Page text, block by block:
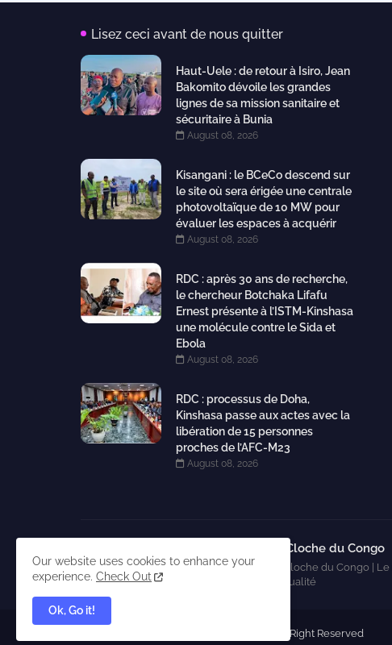
Lisez ceci avant de nous quitter
Haut-Uele : de retour à Isiro, Jean
Bakomito dévoile les grandes
lignes de sa mission sanitaire et
sécuritaire à Bunia
August 08, 2026
Kisangani : le BCeCo descend sur
le site où sera érigée une centrale
photovoltaïque de 10 MW pour
évaluer les espaces à acquérir
August 08, 2026
RDC : après 30 ans de recherche,
le chercheur Botchaka Lifafu
Ernest présente à l’ISTM-Kinshasa
une molécule contre le Sida et
Ebola
August 08, 2026
RDC : processus de Doha,
Kinshasa passe aux actes avec la
libération de 15 personnes
proches de l’AFC-M23
August 08, 2026
La Cloche du Congo
La Cloche du Congo |
l'actualité
Copyright © 2025 La Cloche du Congo. All Right Reserved
Our website uses cookies to enhance your
experience. Check Out
Ok, Go it!